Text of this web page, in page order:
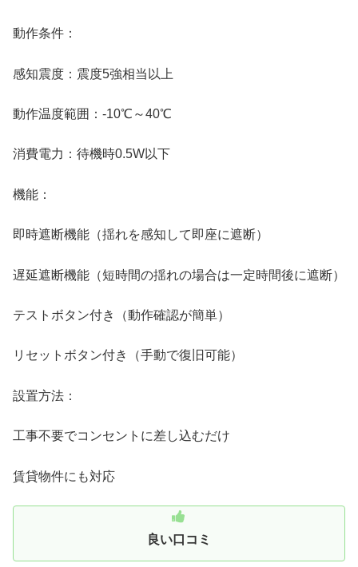
動作条件：
感知震度：震度5強相当以上
動作温度範囲：-10℃～40℃
消費電力：待機時0.5W以下
機能：
即時遮断機能（揺れを感知して即座に遮断）
遅延遮断機能（短時間の揺れの場合は一定時間後に遮断）
テストボタン付き（動作確認が簡単）
リセットボタン付き（手動で復旧可能）
設置方法：
工事不要でコンセントに差し込むだけ
賃貸物件にも対応
良い口コミ